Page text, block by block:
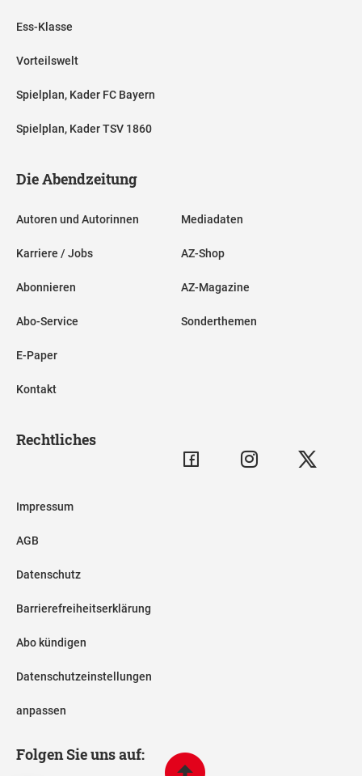
Ess-Klasse
Vorteilswelt
Spielplan, Kader FC Bayern
Spielplan, Kader TSV 1860
Die Abendzeitung
Autoren und Autorinnen
Karriere / Jobs
Abonnieren
Abo-Service
E-Paper
Kontakt
Mediadaten
AZ-Shop
AZ-Magazine
Sonderthemen
Rechtliches
Impressum
AGB
Datenschutz
Barrierefreiheitserklärung
Abo kündigen
Datenschutzeinstellungen
anpassen
Folgen Sie uns auf: